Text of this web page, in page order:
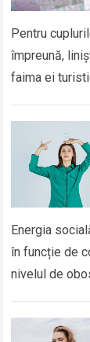
Pentru
împreună,
faima ei
Energia
în funcție de
nivelul de